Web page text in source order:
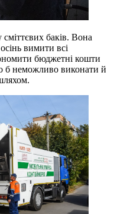
баків. Вона
вимити всі
бюджетні кошти
б неможливо виконати й